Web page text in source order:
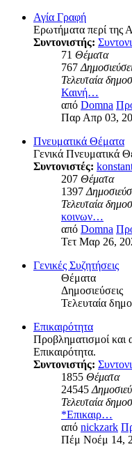
Αγία Γραφή
Ερωτήματα περί της
Συντονιστής:
71 Θέματα
767
Τελευταία
Καινή…
από Domna
Παρ Απρ 03,
Πνευματικά Θέματα
Γενικά Πνευματικά
Συντονιστές:
207 Θέματα
1397
Τελευταία
κοινων…
από Domna
Τετ Μαρ 26,
Γενικές Συζητήσεις
Θέματα
Δημοσιεύσεις
Τελευταία
Επικαιρότητα
Προβληματισμοί και
Επικαιρότητα.
Συντονιστής:
1855 Θέματα
24545
Τελευταία
*Επικαιρ…
από nickzark
Πέμ Νοέμ 14,